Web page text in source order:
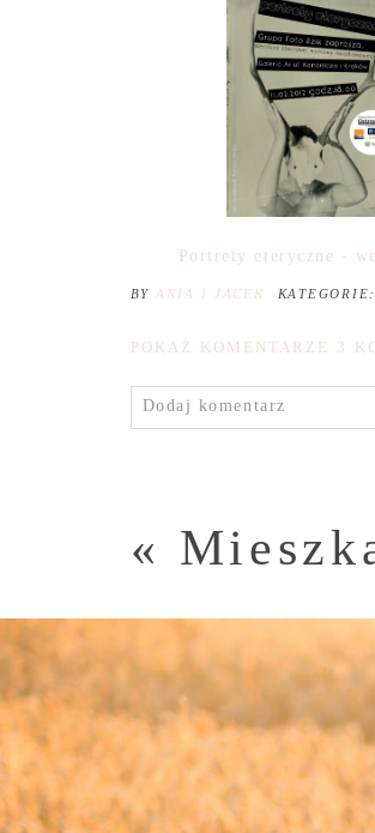
Portrety eteryczne -
BY ANIA I JACEK KATEGORIE:
POKAŻ KOMENTARZE 3
Dodaj komentarz
«